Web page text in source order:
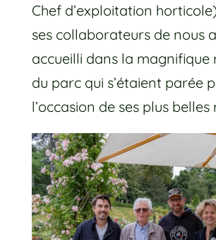
Chef d’exploitation
ses collaborateurs de nous
accueilli dans la magnifique
du parc qui s’étaient parée
l’occasion de ses plus belles